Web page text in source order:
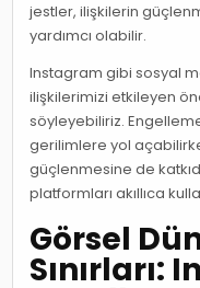
jestler, ilişkilerin
yardımcı olabilir.
Instagram gibi sosyal
ilişkilerimizi etkileyen
söyleyebiliriz.
gerilimlere yol
güçlenmesine de
platformları akıllıca
Görsel
Sınırları: